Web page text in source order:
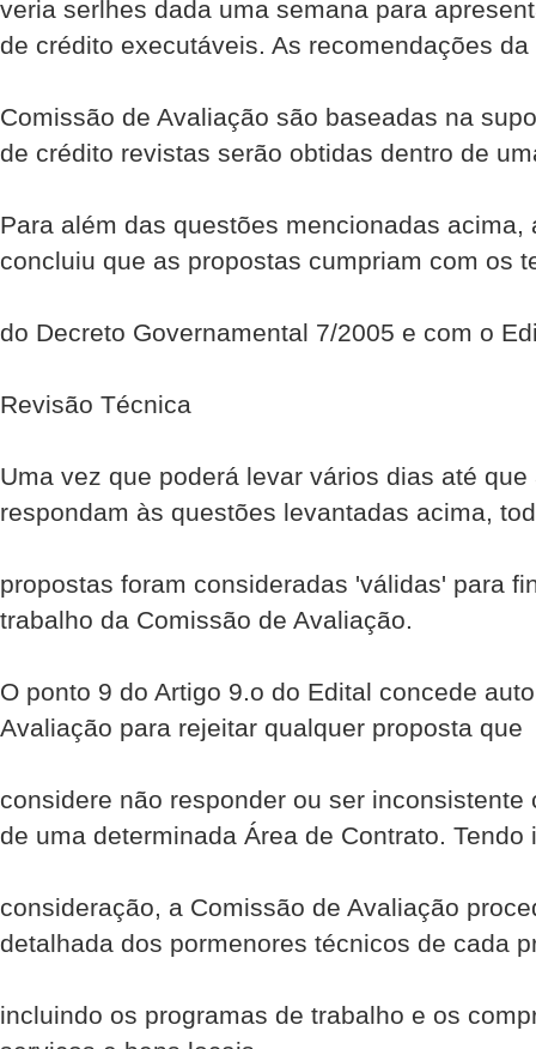
veria ser­lhes dada uma semana para
de crédito executáveis. As recomendações da
Comissão de Avaliação são baseadas na
de crédito revistas serão obtidas dentro de
Para além das questões mencionadas acima,
concluiu que as propostas cumpriam com os
do Decreto Governamental 7/2005 e com o
Revisão Técnica
Uma vez que poderá levar vários dias até
respondam às questões levantadas acima,
propostas foram consideradas 'válidas' para
trabalho da Comissão de Avaliação.
O ponto 9 do Artigo 9.o do Edital concede
Avaliação para rejeitar qualquer proposta que
considere não responder ou ser
de uma determinada Área de Contrato. Tendo
consideração, a Comissão de Avaliação
detalhada dos pormenores técnicos de cada
incluindo os programas de trabalho e os